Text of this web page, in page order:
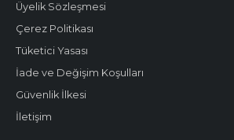
Üyelik Sözleşmesi
Çerez Politikası
Tüketici Yasası
İade ve Değişim Koşulları
Güvenlik İlkesi
İletişim